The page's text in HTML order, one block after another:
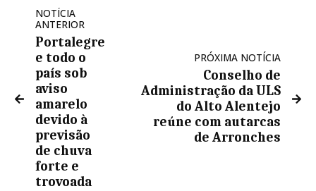
NOTÍCIA
ANTERIOR
Portalegre
e todo o
país sob
aviso
amarelo
devido à
previsão
de chuva
forte e
trovoada
PRÓXIMA NOTÍCIA
Conselho de
Administração da ULS
do Alto Alentejo
reúne com autarcas
de Arronches